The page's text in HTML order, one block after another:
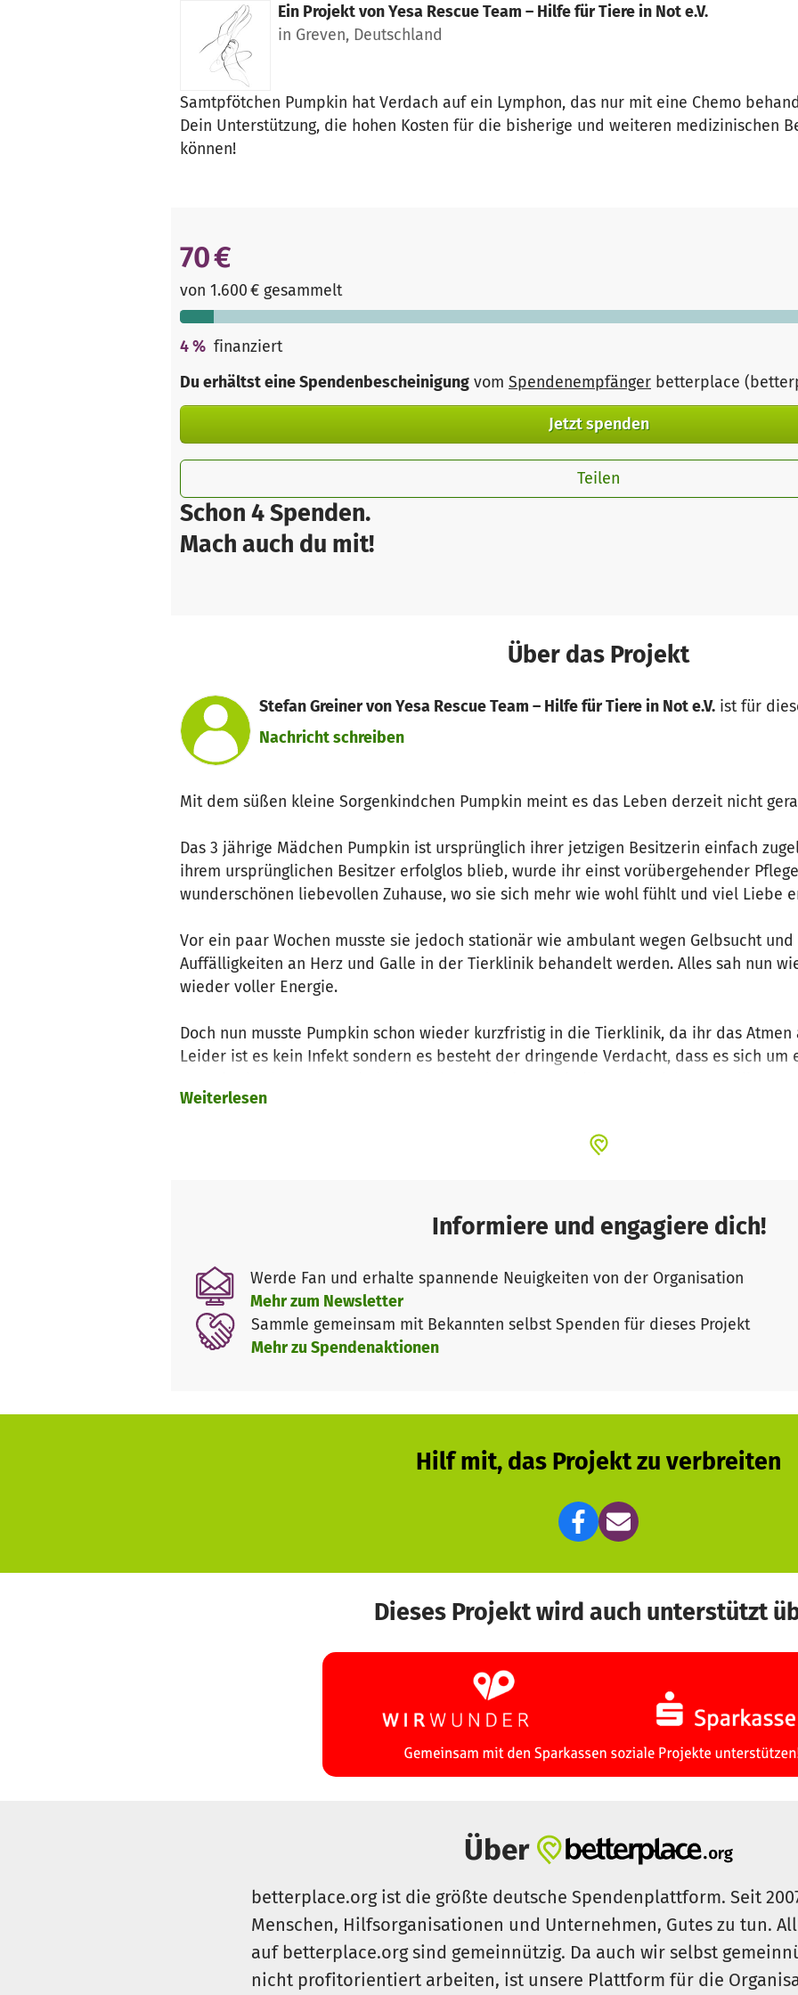
Ein Projekt vonYesa Rescue Team – Hilfe für Tiere in Not e.V.
in Greven, Deutschland
Samtpfötchen Pumpkin hat Verdach auf ein Lymphon, das nur mit eine Chemo
Dein Unterstützung, die hohen Kosten für die bisherige und weiteren medizinischen
können!
Schon 4 Spenden.
Mach auch du mit!
70 €
von 1.600 € gesammelt
4% finanziert
Du erhältst eine Spendenbescheinigung vom Spendenempfänger betterplace
Jetzt spenden
Teilen
Über das Projekt
Stefan Greiner von Yesa Rescue Team – Hilfe für Tiere in Not e.V.ist für
Nachricht schreiben
Mit dem süßen kleine Sorgenkindchen Pumpkin meint es das Leben derzeit nicht
Das 3 jährige Mädchen Pumpkin ist ursprünglich ihrer jetzigen Besitzerin einfach
ihrem ursprünglichen Besitzer erfolglos blieb, wurde ihr einst vorübergehender
wunderschönen liebevollen Zuhause, wo sie sich mehr wie wohl fühlt und viel Liebe
Vor ein paar Wochen musste sie jedoch stationär wie ambulant wegen Gelbsucht
Auffälligkeiten an Herz und Galle in der Tierklinik behandelt werden. Alles sah nun
wieder voller Energie.
Doch nun musste Pumpkin schon wieder kurzfristig in die Tierklinik, da ihr das
Leider ist es kein Infekt sondern es besteht der dringende Verdacht, dass es sich
Atmens, haben zumindest gut angesprochen. Jetzt heißt es Warten auf den
Aktuell werden die bereits aufgelaufenen Kosten auf etwa EUR 2.760 beziffert. Das
Vielleicht findet sich auf diesem Weg tierliebe Menschen, die mit einen kleineren
helfen wollen?!? Ankommen tut alles natürlich 1:1.
Weiterlesen
Informiere und engagiere dich!
Werde Fan und erhalte spannende Neuigkeiten von der Organisation
Mehr zum Newsletter
Sammle gemeinsam mit Bekannten selbst Spenden für dieses Projekt
Mehr zu Spendenaktionen
Hilf mit, das Projekt zu verbreiten
Dieses Projekt wird auch unterstützt
Über
betterplace.org ist die größte deutsche Spendenplattform. Seit
Menschen, Hilfsorganisationen und Unternehmen, Gutes zu tun.
auf betterplace.org sind gemeinnützig. Da auch wir selbst
nicht profitorientiert arbeiten, ist unsere Plattform für die